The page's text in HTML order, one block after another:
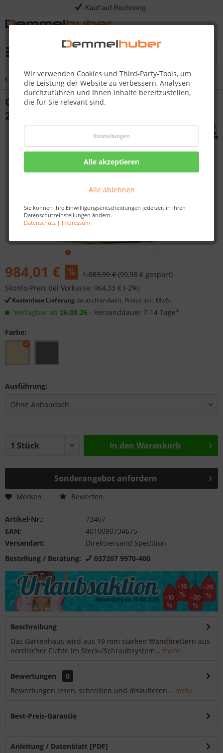
Kauf auf Rechnung
Wir verwenden Cookies und Third-Party-Tools, um
die Leistung der Website zu verbessern, Analysen
durchzuführen und Ihnen Inhalte bereitzustellen,
die für Sie relevant sind.
Einstellungen
Alle akzeptieren
Alle ablehnen
Sie können Ihre Einwilligungsentscheidungen jederzeit in Ihren
Datenschutzeinstellungen ändern.
Datenschutz| Impressum
Übersicht Flachdachhaus
Gartenhaus Holz SCHWANDORF 3 2,13 x
2,17 m 19 mm Flachdachhaus
984,01 € 1.083,99 €(99,98 € gespart)
Skonto-Preis bei Vorkasse: 964,33 € (-2%)
Kostenlose Lieferung deutschlandweit, Preise inkl. MwSt.
Verfügbar ab 26.08.26 - Versanddauer 7-14 Tage*
Farbe:
Ausführung:
In den Warenkorb
Sonderangebot anfordern
Merken Bewerten
Artikel-Nr.:
73467
EAN:
4010090734675
Versandart:
Direktversand Spedition
Bestellung / Beratung:
037207 9970-400
Beschreibung
Das Gartenhaus wird aus 19 mm starken Wandbrettern aus
nordischer Fichte im Steck-/Schraubsystem... mehr
Bewertungen
0
Bewertungen lesen, schreiben und diskutieren... mehr
Best-Preis-Garantie
Anleitung / Datenblatt [PDF]